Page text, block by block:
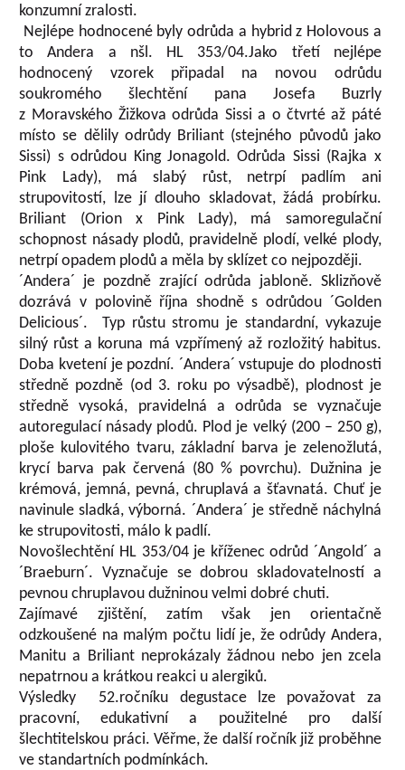
konzumní zralosti.
Nejlépe hodnocené byly odrůda a hybrid z Holovous a
to Andera a nšl. HL 353/04.Jako třetí nejlépe
hodnocený vzorek připadal na novou odrůdu
soukromého šlechtění pana Josefa Buzrly
z Moravského Žižkova odrůda Sissi a o čtvrté až páté
místo se dělily odrůdy Briliant (stejného původů jako
Sissi) s odrůdou King Jonagold. Odrůda Sissi (Rajka x
Pink Lady), má slabý růst, netrpí padlím ani
strupovitostí, lze jí dlouho skladovat, žádá probírku.
Briliant (Orion x Pink Lady), má samoregulační
schopnost násady plodů, pravidelně plodí, velké plody,
netrpí opadem plodů a měla by sklízet co nejpozději.
´Andera´ je pozdně zrající odrůda jabloně. Sklizňově
dozrává v polovině října shodně s odrůdou ´Golden
Delicious´. Typ růstu stromu je standardní, vykazuje
silný růst a koruna má vzpřímený až rozložitý habitus.
Doba kvetení je pozdní. ´Andera´ vstupuje do plodnosti
středně pozdně (od 3. roku po výsadbě), plodnost je
středně vysoká, pravidelná a odrůda se vyznačuje
autoregulací násady plodů. Plod je velký (200 – 250 g),
ploše kulovitého tvaru, základní barva je zelenožlutá,
krycí barva pak červená (80 % povrchu). Dužnina je
krémová, jemná, pevná, chruplavá a šťavnatá. Chuť je
navinule sladká, výborná. ´Andera´ je středně náchylná
ke strupovitosti, málo k padlí.
Novošlechtění HL 353/04 je kříženec odrůd ´Angold´ a
´Braeburn´. Vyznačuje se dobrou skladovatelností a
pevnou chruplavou dužninou velmi dobré chuti.
Zajímavé zjištění, zatím však jen orientačně
odzkoušené na malým počtu lidí je, že odrůdy Andera,
Manitu a Briliant neprokázaly žádnou nebo jen zcela
nepatrnou a krátkou reakci u alergiků.
Výsledky 52.ročníku degustace lze považovat za
pracovní, edukativní a použitelné pro další
šlechtitelskou práci. Věřme, že další ročník již proběhne
ve standartních podmínkách.